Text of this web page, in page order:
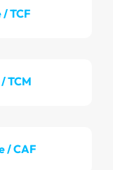
TCF
TCM
/ CAF